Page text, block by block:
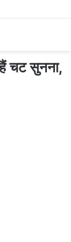
चट सुनना,